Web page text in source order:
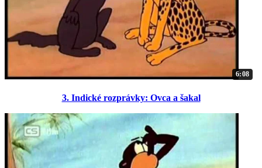
6:08
3. Indické rozprávky: Ovca a šakal